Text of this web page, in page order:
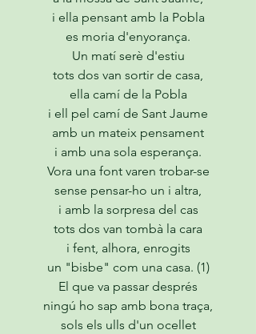
i ella pensant amb la Pobla
es moria d'enyorança.
Un matí serè d'estiu
tots dos van sortir de casa,
ella camí de la Pobla
i ell pel camí de Sant Jaume
amb un mateix pensament
i amb una sola esperança.
Vora una font varen trobar-se
sense pensar-ho un i altra,
i amb la sorpresa del cas
tots dos van tombà la cara
i fent, alhora, enrogits
un "bisbe" com una casa. (1)
El que va passar després
ningú ho sap amb bona traça,
sols els ulls d'un ocellet